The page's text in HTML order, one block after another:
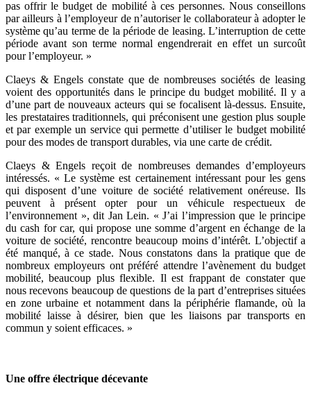
pas offrir le budget de mobilité à ces personnes. Nous conseillons
par ailleurs à l’employeur de n’autoriser le collaborateur à adopter le
système qu’au terme de la période de leasing. L’interruption de cette
période avant son terme normal engendrerait en effet un surcoût
pour l’employeur. »
Claeys & Engels constate que de nombreuses sociétés de leasing
voient des opportunités dans le principe du budget mobilité. Il y a
d’une part de nouveaux acteurs qui se focalisent là-dessus. Ensuite,
les prestataires traditionnels, qui préconisent une gestion plus souple
et par exemple un service qui permette d’utiliser le budget mobilité
pour des modes de transport durables, via une carte de crédit.
Claeys & Engels reçoit de nombreuses demandes d’employeurs
intéressés. « Le système est certainement intéressant pour les gens
qui disposent d’une voiture de société relativement onéreuse. Ils
peuvent à présent opter pour un véhicule respectueux de
l’environnement », dit Jan Lein. « J’ai l’impression que le principe
du cash for car, qui propose une somme d’argent en échange de la
voiture de société, rencontre beaucoup moins d’intérêt. L’objectif a
été manqué, à ce stade. Nous constatons dans la pratique que de
nombreux employeurs ont préféré attendre l’avènement du budget
mobilité, beaucoup plus flexible. Il est frappant de constater que
nous recevons beaucoup de questions de la part d’entreprises situées
en zone urbaine et notamment dans la périphérie flamande, où la
mobilité laisse à désirer, bien que les liaisons par transports en
commun y soient efficaces. »
Une offre électrique décevante